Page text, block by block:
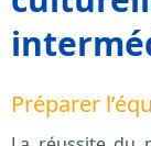
Préparer